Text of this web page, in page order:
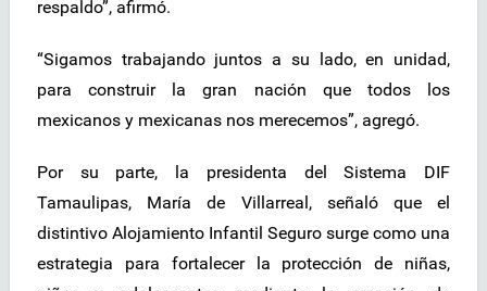
respaldo”, afirmó.
“Sigamos trabajando juntos a su lado, en unidad,
para construir la gran nación que todos los
mexicanos y mexicanas nos merecemos”, agregó.
Por su parte, la presidenta del Sistema DIF
Tamaulipas, María de Villarreal, señaló que el
distintivo Alojamiento Infantil Seguro surge como una
estrategia para fortalecer la protección de niñas,